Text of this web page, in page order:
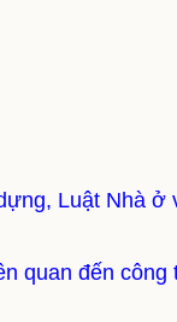
Luật Nhà
quan đến